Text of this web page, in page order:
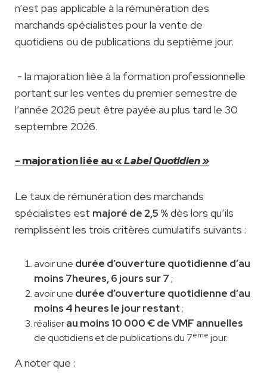
n’est pas applicable à la rémunération des
marchands spécialistes pour la vente de
quotidiens ou de publications du septième jour.
- la majoration liée à la formation professionnelle
portant sur les ventes du premier semestre de
l’année 2026 peut être payée au plus tard le 30
septembre 2026.
- majoration liée au «Label Quotidien »
Le taux de rémunération des marchands
spécialistes est majoré de 2,5 %dès lors qu’ils
remplissent les trois critères cumulatifs suivants :
avoir une durée d’ouverture quotidienne d’au
moins 7heures, 6 jours sur 7;
avoir une durée d’ouverture quotidienne d’au
moins 4 heures le jour restant;
réaliserau moins 10 000 € de VMF annuelles
de quotidiens et de publications du 7ème jour.
A noter que :